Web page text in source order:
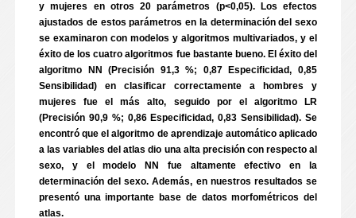
y mujeres en otros 20 parámetros (p<0,05). Los efectos
ajustados de estos parámetros en la determinación del sexo
se examinaron con modelos y algoritmos multivariados, y el
éxito de los cuatro algoritmos fue bastante bueno. El éxito del
algoritmo NN (Precisión 91,3 %; 0,87 Especificidad, 0,85
Sensibilidad) en clasificar correctamente a hombres y
mujeres fue el más alto, seguido por el algoritmo LR
(Precisión 90,9 %; 0,86 Especificidad, 0,83 Sensibilidad). Se
encontró que el algoritmo de aprendizaje automático aplicado
a las variables del atlas dio una alta precisión con respecto al
sexo, y el modelo NN fue altamente efectivo en la
determinación del sexo. Además, en nuestros resultados se
presentó una importante base de datos morfométricos del
atlas.